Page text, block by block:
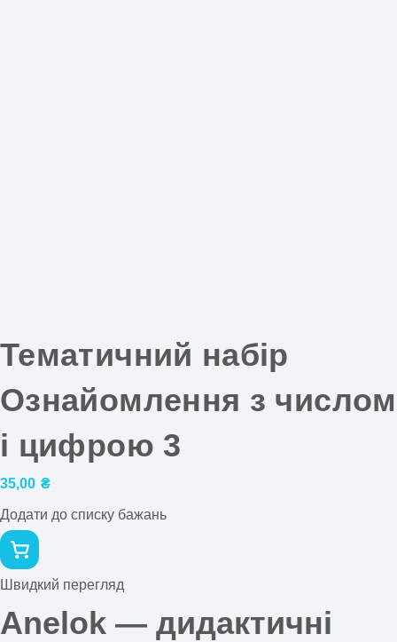
Тематичний набір
Ознайомлення з числом
і цифрою 3
35,00 ₴
Додати до списку бажань
Швидкий перегляд
Anelok — дидактичні